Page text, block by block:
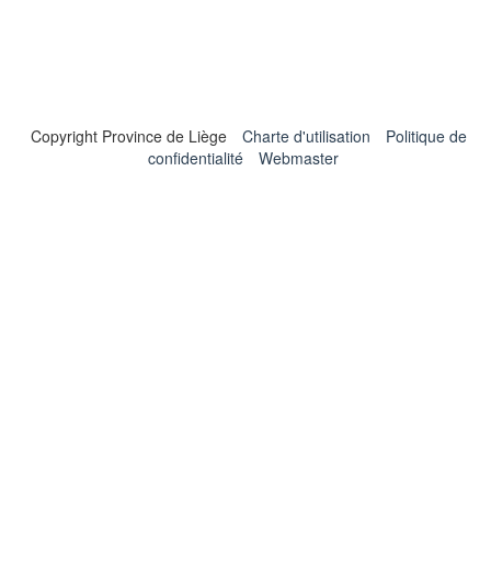
Copyright Province de Liège Charte d'utilisation
Politique de
confidentialité
Webmaster